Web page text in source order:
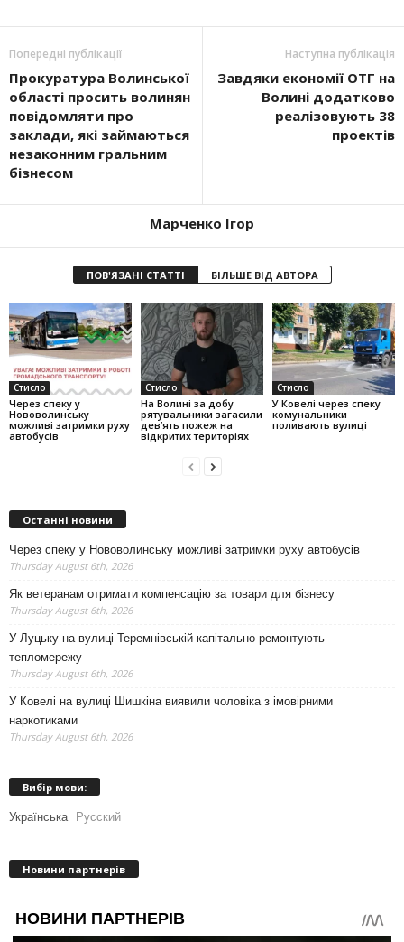
Попередні публікації
Прокуратура Волинської
області просить волинян
повідомляти про
заклади, які займаються
незаконним гральним
бізнесом
Наступна публікація
Завдяки економії ОТГ на
Волині додатково
реалізовують 38
проектів
Марченко Ігор
ПОВ'ЯЗАНІ СТАТТІ БІЛЬШЕ ВІД АВТОРА
Стисло
Через спеку у
Нововолинську
можливі затримки руху
автобусів
Стисло
На Волині за добу
рятувальники загасили
дев’ять пожеж на
відкритих територіях
Стисло
У Ковелі через спеку
комунальники
поливають вулиці
Останні новини
Через спеку у Нововолинську можливі затримки руху автобусів
Thursday August 6th, 2026
Як ветеранам отримати компенсацію за товари для бізнесу
Thursday August 6th, 2026
У Луцьку на вулиці Теремнівській капітально ремонтують
тепломережу
Thursday August 6th, 2026
У Ковелі на вулиці Шишкіна виявили чоловіка з імовірними
наркотиками
Thursday August 6th, 2026
Вибір мови:
Українська Русский
Новини партнерів